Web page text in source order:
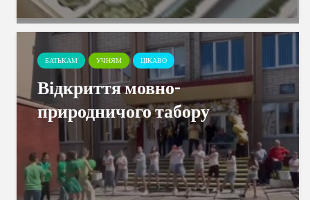
БАТЬКАМ УЧНЯМ ЦІКАВО
Відкриття мовно-
природничого табору